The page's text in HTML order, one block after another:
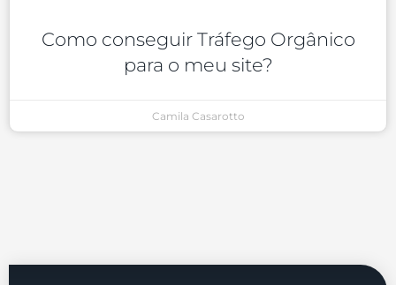
Como conseguir Tráfego Orgânico
para o meu site?
Camila Casarotto